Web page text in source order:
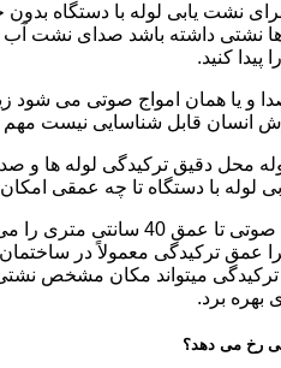
نشت یابی لوله با دستگاه
نشتی داشته باشد صدای نشت
پیدا کنید.
و یا همان امواج صوتی می
گوش انسان قابل شناسایی نیست
محل دقیق ترکیدگی لوله ها و
لوله با دستگاه تا چه عمقی
میتواند مکان مشخص
بهره برد.
رخ می دهد؟